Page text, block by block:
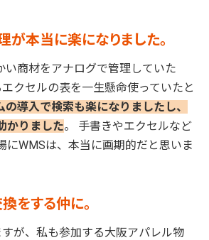
が本当に楽になりました。
い商材をアナログで管理していた
クセルの表を一生懸命使っていたと
の導入で検索も楽になりましたし、
かりました。 手書きやエクセルなど
にWMSは、本当に画期的だと思いま
をする仲に。
が、私も参加する大阪アパレル物